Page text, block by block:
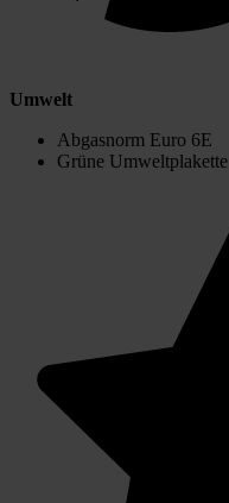
Umwelt
Abgasnorm Euro 6E
Grüne Umweltplakette